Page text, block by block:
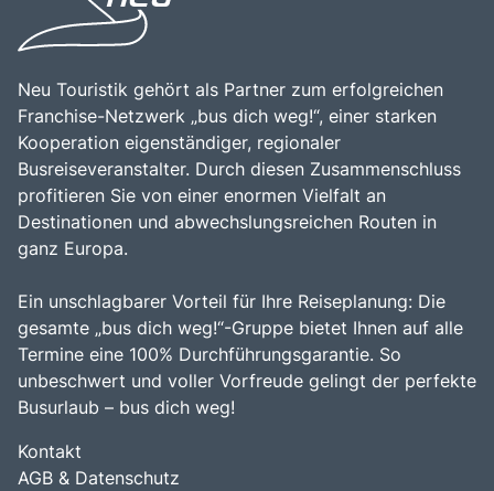
Neu Touristik gehört als Partner zum erfolgreichen
Franchise-Netzwerk „bus dich weg!“, einer starken
Kooperation eigenständiger, regionaler
Busreiseveranstalter. Durch diesen Zusammenschluss
profitieren Sie von einer enormen Vielfalt an
Destinationen und abwechslungsreichen Routen in
ganz Europa.
Ein unschlagbarer Vorteil für Ihre Reiseplanung: Die
gesamte „bus dich weg!“-Gruppe bietet Ihnen auf alle
Termine eine 100% Durchführungsgarantie. So
unbeschwert und voller Vorfreude gelingt der perfekte
Busurlaub – bus dich weg!
Kontakt
AGB & Datenschutz